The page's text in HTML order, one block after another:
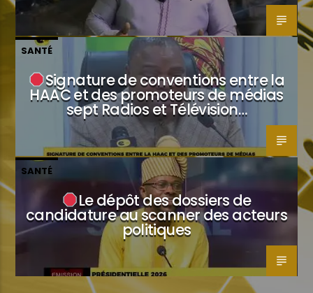
SANTÉ
Signature de conventions entre la
HAAC et des promoteurs de médias
sept Radios et Télévision…
SANTÉ
Le dépôt des dossiers de
candidature au scanner des acteurs
politiques